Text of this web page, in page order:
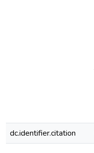
dc.identifier.citation